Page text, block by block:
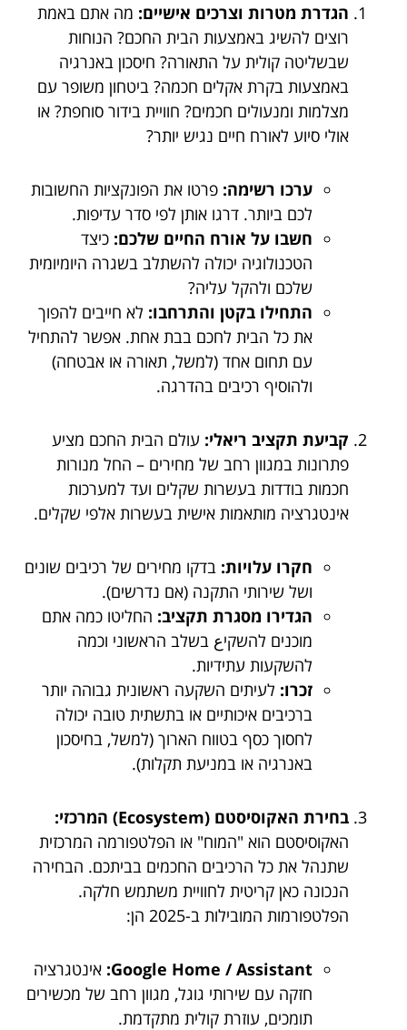
הגדרת מטרות וצרכים אישיים: מה אתם באמת
רוצים להשיג באמצעות הבית החכם? הנוחות
שבשליטה קולית על התאורה? חיסכון באנרגיה
באמצעות בקרת אקלים חכמה? ביטחון משופר עם
מצלמות ומנעולים חכמים? חוויית בידור סוחפת? או
אולי סיוע לאורח חיים נגיש יותר?
ערכו רשימה: פרטו את הפונקציות החשובות
לכם ביותר. דרגו אותן לפי סדר עדיפות.
חשבו על אורח החיים שלכם: כיצד
הטכנולוגיה יכולה להשתלב בשגרה היומיומית
שלכם ולהקל עליה?
התחילו בקטן והתרחבו: לא חייבים להפוך
את כל הבית לחכם בבת אחת. אפשר להתחיל
עם תחום אחד (למשל, תאורה או אבטחה)
ולהוסיף רכיבים בהדרגה.
קביעת תקציב ריאלי: עולם הבית החכם מציע
פתרונות במגוון רחב של מחירים – החל מנורות
חכמות בודדות בעשרות שקלים ועד למערכות
אינטגרציה מותאמות אישית בעשרות אלפי שקלים.
חקרו עלויות: בדקו מחירים של רכיבים שונים
ושל שירותי התקנה (אם נדרשים).
הגדירו מסגרת תקציב: החליטו כמה אתם
מוכנים להשקיع בשלב הראשוני וכמה
להשקעות עתידיות.
זכרו: לעיתים השקעה ראשונית גבוהה יותר
ברכיבים איכותיים או בתשתית טובה יכולה
לחסוך כסף בטווח הארוך (למשל, בחיסכון
באנרגיה או במניעת תקלות).
בחירת האקוסיסטם (Ecosystem) המרכזי:
האקוסיסטם הוא "המוח" או הפלטפורמה המרכזית
שתנהל את כל הרכיבים החכמים בביתכם. הבחירה
הנכונה כאן קריטית לחוויית משתמש חלקה.
הפלטפורמות המובילות ב-2025 הן:
Google Home / Assistant: אינטגרציה
חזקה עם שירותי גוגל, מגוון רחב של מכשירים
תומכים, עוזרת קולית מתקדמת.